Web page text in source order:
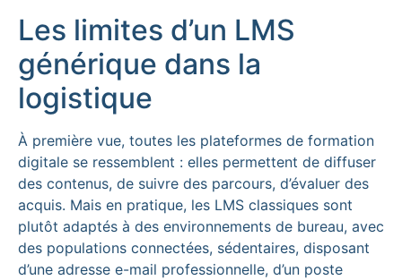
Les limites d’un LMS
générique dans la
logistique
À première vue, toutes les plateformes de formation
digitale se ressemblent : elles permettent de diffuser
des contenus, de suivre des parcours, d’évaluer des
acquis. Mais en pratique, les LMS classiques sont
plutôt adaptés à des environnements de bureau, avec
des populations connectées, sédentaires, disposant
d’une adresse e-mail professionnelle, d’un poste